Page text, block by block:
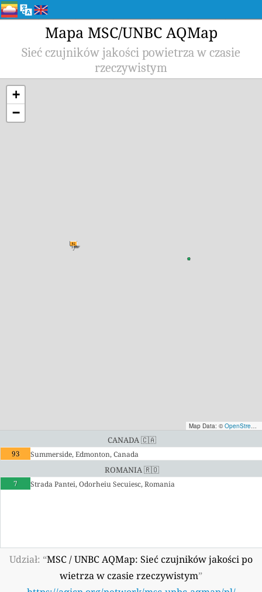
Mapa MSC/UNBC AQMap
Sieć czujników jakości powietrza w czasie
rzeczywistym
+
−
Map Data: © OpenStreetMap contributors
Canada 🇨🇦
93 Summerside, Edmonton, Canada
Romania 🇷🇴
7 Strada Pantei, Odorheiu Secuiesc, Romania
Udział: “MSC / UNBC AQMap: Sieć czujników jakości po
wietrza w czasie rzeczywistym”